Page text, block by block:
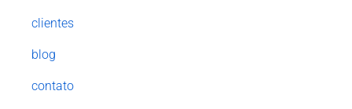
clientes
blog
contato